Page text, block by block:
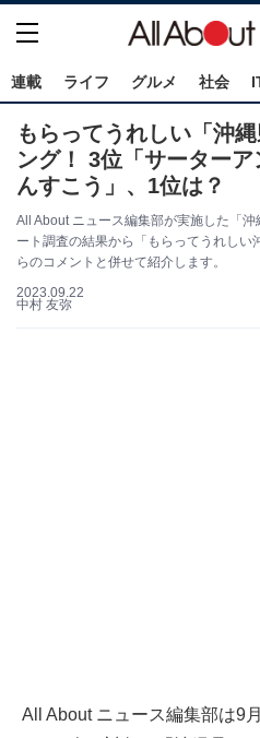
連載 ライフ グルメ 社会
もらってうれしい「沖
ング！ 3位「サーター
んすこう」、1位は？
All About ニュース編集部が実施した「
ート調査の結果から「もらってうれしい
らのコメントと併せて紹介します。
2023.09.22
中村 友弥
All About ニュース編集部は9